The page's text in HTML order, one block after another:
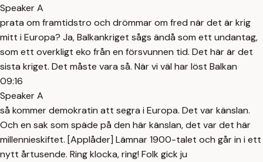
Speaker A
prata om framtidstro och drömmar om fred när det är krig
mitt i Europa? Ja, Balkankriget sågs ändå som ett undantag,
som ett overkligt eko från en försvunnen tid. Det här är det
sista kriget. Det måste vara så. När vi väl har löst Balkan
09:16
Speaker A
så kommer demokratin att segra i Europa. Det var känslan.
Och en sak som späde på den här känslan, det var det här
millennieskiftet. [Applåder] Lämnar 1900-talet och går in i ett
nytt årtusende. Ring klocka, ring! Folk gick ju